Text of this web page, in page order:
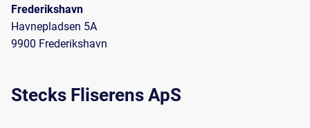
Frederikshavn
Havnepladsen 5A
9900 Frederikshavn
Stecks Fliserens ApS